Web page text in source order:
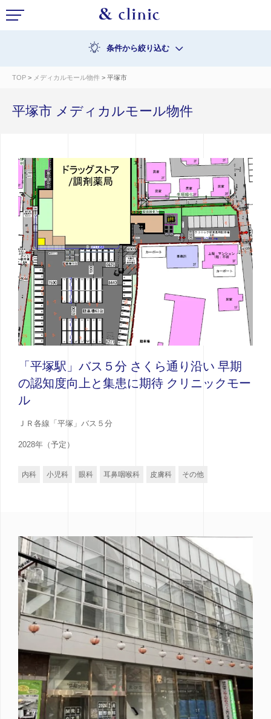
条件から絞り込む
TOP > メディカルモール物件 > 平塚市
平塚市 メディカルモール物件
「平塚駅」バス５分 さくら通り沿い 早期
の認知度向上と集患に期待 クリニックモー
ル
ＪＲ各線「平塚」バス５分
2028年（予定）
内科 小児科 眼科 耳鼻咽喉科 皮膚科 その他